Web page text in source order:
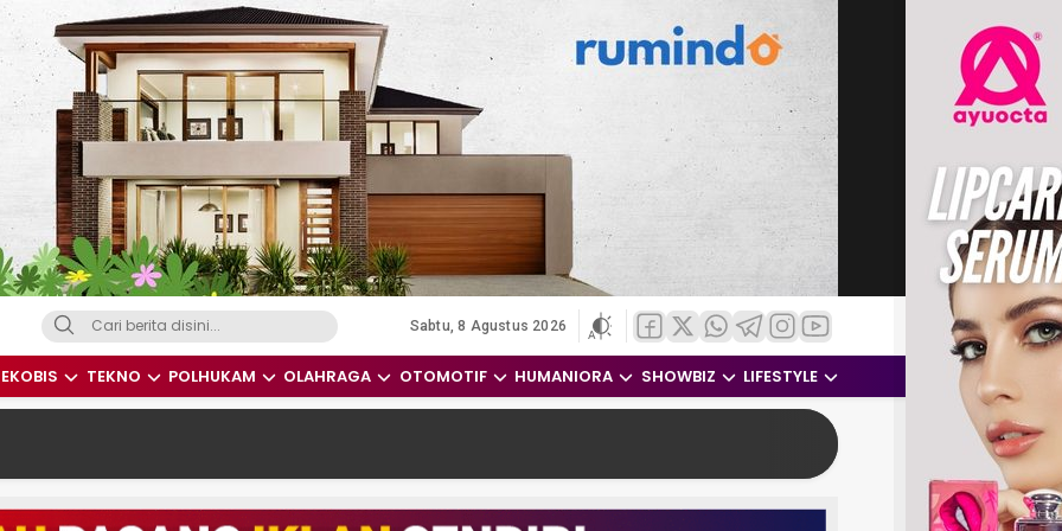
Indonesia dan Dunia
Sabtu, 8 Agustus 2026
EKOBIS TEKNO POLHUKAM OLAHRAGA OTOMOTIF HUMANIORA SHOWBIZ LIFESTYLE